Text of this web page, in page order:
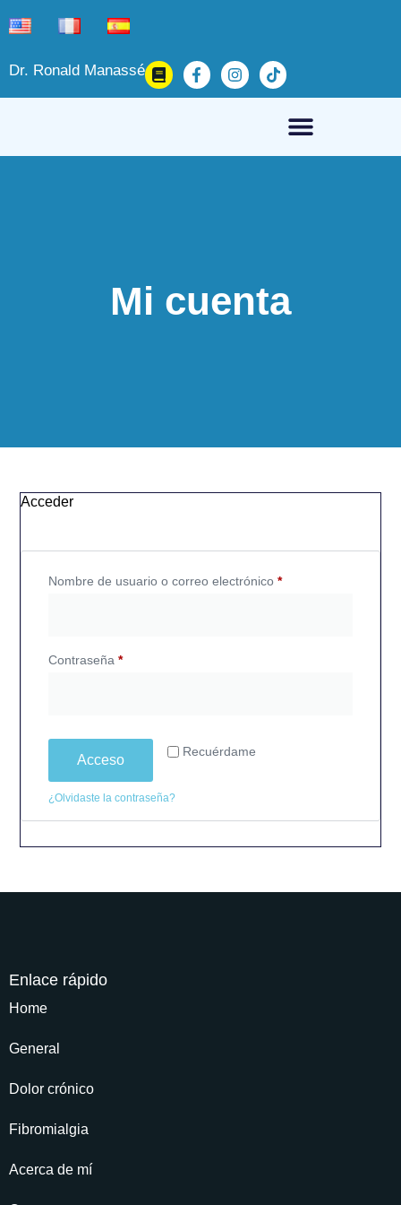
Dr. Ronald Manassé
Mi cuenta
Acceder
Nombre de usuario o correo electrónico*
Contraseña*
Recuérdame
Acceso
¿Olvidaste la contraseña?
Enlace rápido
Home
General
Dolor crónico
Fibromialgia
Acerca de mí